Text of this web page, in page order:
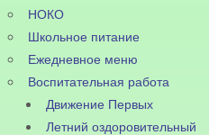
НОКО
Школьное питание
Ежедневное меню
Воспитательная работа
Движение Первых
Летний оздоровительный